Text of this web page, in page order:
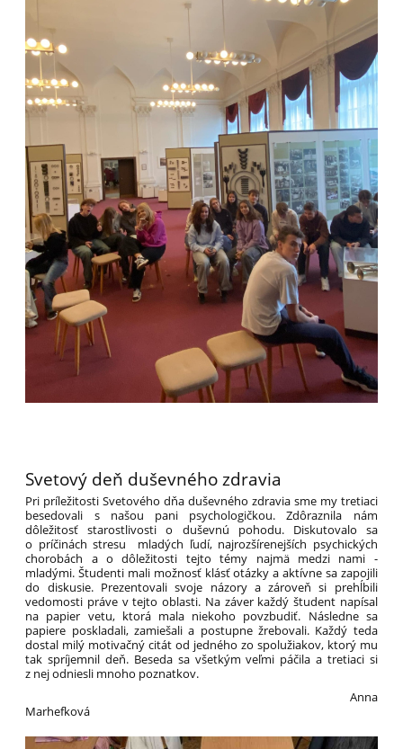
Svetový deň duševného zdravia
Pri príležitosti Svetového dňa duševného zdravia sme my tretiaci
besedovali s našou pani psychologičkou. Zdôraznila nám
dôležitosť starostlivosti o duševnú pohodu. Diskutovalo sa
o príčinách stresu mladých ľudí, najrozšírenejších psychických
chorobách a o dôležitosti tejto témy najmä medzi nami -
mladými. Študenti mali možnosť klásť otázky a aktívne sa zapojili
do diskusie. Prezentovali svoje názory a zároveň si prehĺbili
vedomosti práve v tejto oblasti. Na záver každý študent napísal
na papier vetu, ktorá mala niekoho povzbudiť. Následne sa
papiere poskladali, zamiešali a postupne žrebovali. Každý teda
dostal milý motivačný citát od jedného zo spolužiakov, ktorý mu
tak spríjemnil deň. Beseda sa všetkým veľmi páčila a tretiaci si
z nej odniesli mnoho poznatkov.
Anna
Marhefková